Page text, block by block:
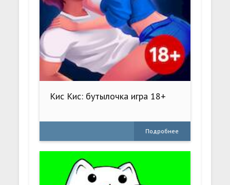
Кис Кис: бутылочка игра 18+
Подробнее